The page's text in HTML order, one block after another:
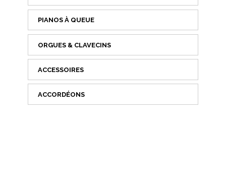
PIANOS À QUEUE
ORGUES & CLAVECINS
ACCESSOIRES
ACCORDÉONS